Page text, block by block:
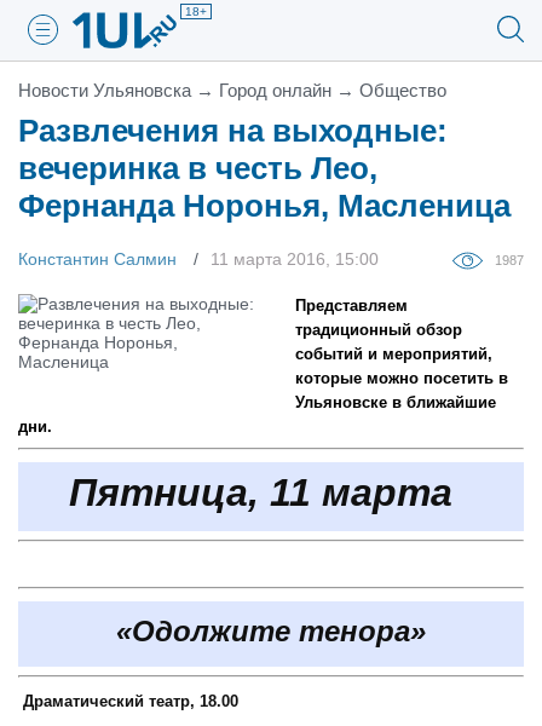
18+
Новости Ульяновска → Город онлайн → Общество
Развлечения на выходные:
вечеринка в честь Лео,
Фернанда Норонья, Масленица
Константин Салмин 11 марта 2016, 15:00 1987
Представляем
традиционный обзор
событий и мероприятий,
которые можно посетить в
Ульяновске в ближайшие
дни.
Пятница, 11 марта
«Одолжите тенора»
Драматический театр, 18.00